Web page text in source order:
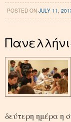
POSTED ONJULY 11,
δεύτερη ημέρα η